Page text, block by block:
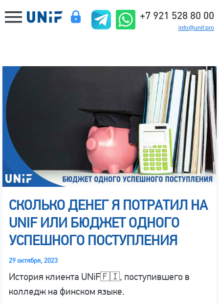
+7 921 528 80 00
info@unif.pro
СКОЛЬКО ДЕНЕГ Я ПОТРАТИЛ НА
UNIF ИЛИ БЮДЖЕТ ОДНОГО
УСПЕШНОГО ПОСТУПЛЕНИЯ
29 октября, 2023
История клиента UNiF🇫🇮, поступившего в
колледж на финском языке.